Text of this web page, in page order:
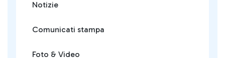
Notizie
Comunicati stampa
Foto & Video